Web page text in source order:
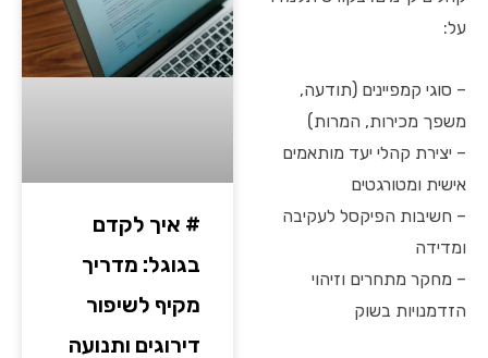
על:
– סוגי קמפיינים (תודעה,
משפך מכירות, המרות)
– יצירת קהלי יעד מותאמים
אישית ומטורגטים
– חשיבות הפיקסל לעקיבה
ומדידה
– מחקר מתחרים וזיהוי
הזדמנויות בשוק
# איך לקדם
בגוגל: מדריך
מקיף לשיפור
דירוגים ותנועה